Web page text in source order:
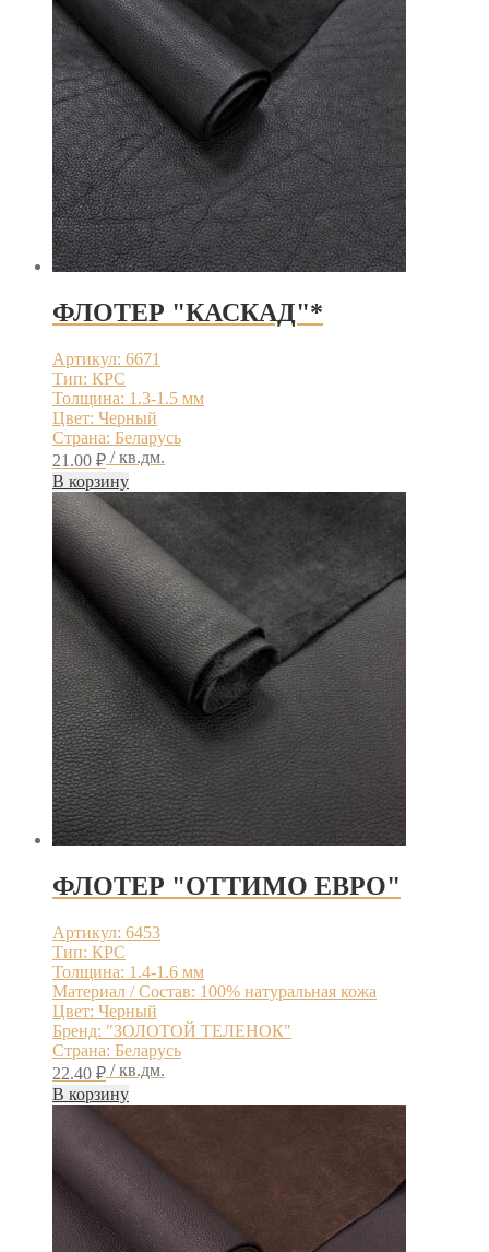
ФЛОТЕР "КАСКАД"*
Артикул: 6671
Тип: КРС
Толщина: 1.3-1.5 мм
Цвет: Черный
Страна: Беларусь
21.00 ₽ / кв.дм.
В корзину
ФЛОТЕР "ОТТИМО ЕВРО"
Артикул: 6453
Тип: КРС
Толщина: 1.4-1.6 мм
Материал / Состав: 100% натуральная кожа
Цвет: Черный
Бренд: "ЗОЛОТОЙ ТЕЛЕНОК"
Страна: Беларусь
22.40 ₽ / кв.дм.
В корзину